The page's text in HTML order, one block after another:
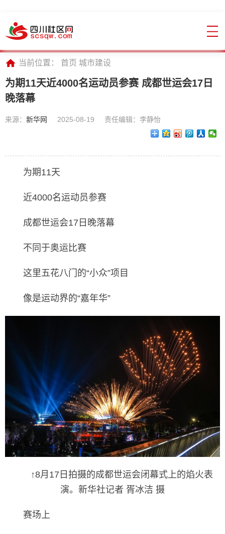
当前位置： 首页 城市建设
为期11天近4000名运动员参赛 成都世运会17日
晚落幕
来源： 新华网 2025-08-19 责任编辑：李静怡
为期11天
近4000名运动员参赛
成都世运会17日晚落幕
不同于奥运比赛
这里五花八门的“小众”项目
像是运动界的“嘉年华”
↑8月17日拍摄的成都世运会闭幕式上的焰火表
演。新华社记者 胥冰洁 摄
赛场上